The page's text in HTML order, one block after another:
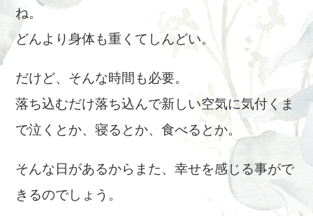
ね。
どんより身体も重くてしんどい。
だけど、そんな時間も必要。
落ち込むだけ落ち込んで新しい空気に気付くま
で泣くとか、寝るとか、食べるとか。
そんな日があるからまた、幸せを感じる事がで
きるのでしょう。